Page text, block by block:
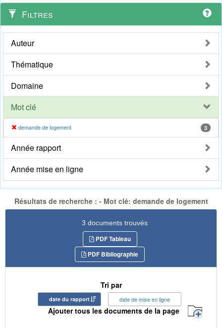
Filtres
Auteur
Thématique
Domaine
Mot clé
demande de logement 3
Année rapport
Année mise en ligne
Résultats de recherche : - Mot clé: demande de logement
3 documents trouvés
PDF Tableau
PDF Bibliographie
Tri par
date du rapport date de mise en ligne
Ajouter tous les documents de la page